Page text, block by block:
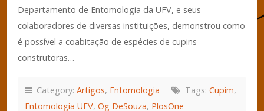
Departamento de Entomologia da UFV, e seus
colaboradores de diversas instituições, demonstrou como
é possível a coabitação de espécies de cupins
construtoras…
Category: Artigos, Entomologia Tags: Cupim,
Entomologia UFV, Og DeSouza, PlosOne